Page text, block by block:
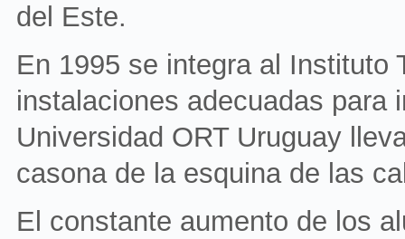
del Este.
En 1995 se integra al Instituto
instalaciones adecuadas para
Universidad ORT Uruguay
casona de la esquina de las
El constante aumento de los